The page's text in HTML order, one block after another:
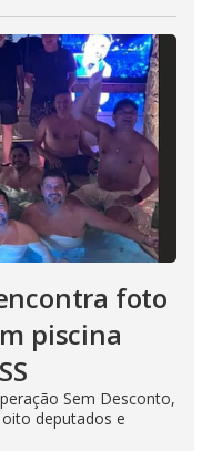
foto
piscina
Sem Desconto,
deputados e